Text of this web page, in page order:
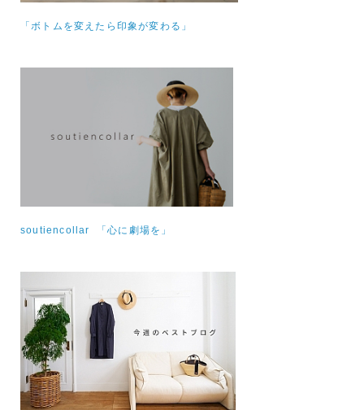
「ボトムを変えたら印象が変わる」
soutiencollar 「心に劇場を」